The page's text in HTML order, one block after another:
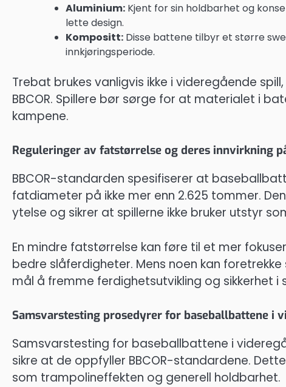
Aluminium: Kjent for sin holdbarhet og
lette design.
Kompositt: Disse battene tilbyr et større
innkjøringsperiode.
Trebat brukes vanligvis ikke i videregående
BBCOR. Spillere bør sørge for at materialet i
kampene.
Reguleringer av fatstørrelse og deres innvirkning
BBCOR-standarden spesifiserer at
fatdiameter på ikke mer enn 2.625 tommer.
ytelse og sikrer at spillerne ikke bruker utstyr
En mindre fatstørrelse kan føre til et mer
bedre slåferdigheter. Mens noen kan
mål å fremme ferdighetsutvikling og sikkerhet i
Samsvarstesting prosedyrer for baseballbattene i
Samsvarstesting for baseballbattene i
sikre at de oppfyller BBCOR-standardene.
som trampolineffekten og generell holdbarhet.